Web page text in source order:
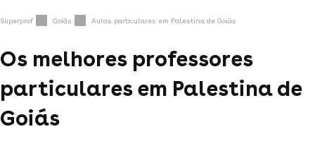
Superprof Goiás Aulas particulares em Palestina de Goiás
Os melhores professores
particulares em Palestina de
Goiás